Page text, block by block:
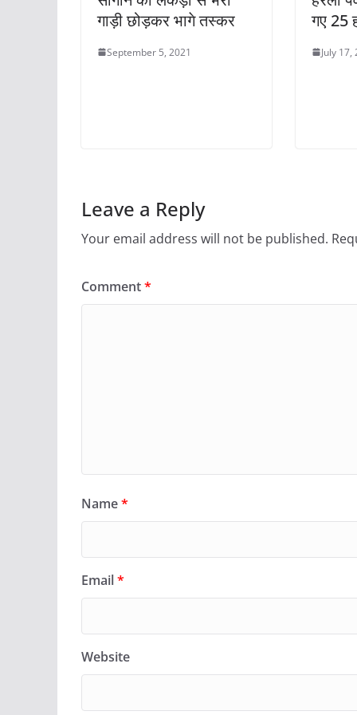
गाड़ी छोड़कर भागे तस्कर
September 5, 2021
गए 25
July 17,
Leave a Reply
Your email address will not be published.
Comment*
Name*
Email*
Website